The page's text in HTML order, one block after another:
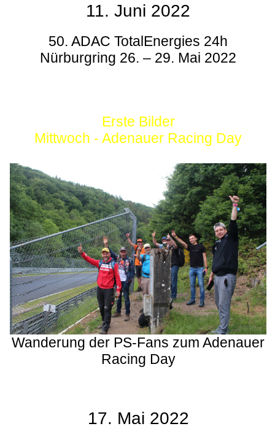
11. Juni 2022
50. ADAC TotalEnergies 24h
Nürburgring 26. – 29. Mai 2022
Erste Bilder
Mittwoch - Adenauer Racing Day
Wanderung der PS-Fans zum Adenauer
Racing Day
17. Mai 2022